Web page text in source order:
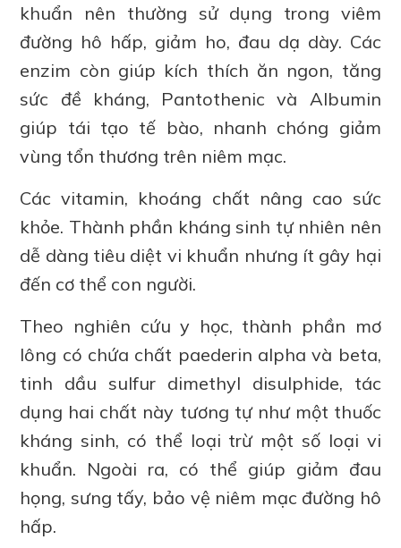
khuẩn nên thường sử dụng trong viêm
đường hô hấp, giảm ho, đau dạ dày. Các
enzim còn giúp kích thích ăn ngon, tăng
sức đề kháng, Pantothenic và Albumin
giúp tái tạo tế bào, nhanh chóng giảm
vùng tổn thương trên niêm mạc.
Các vitamin, khoáng chất nâng cao sức
khỏe. Thành phần kháng sinh tự nhiên nên
dễ dàng tiêu diệt vi khuẩn nhưng ít gây hại
đến cơ thể con người.
Theo nghiên cứu y học, thành phần mơ
lông có chứa chất paederin alpha và beta,
tinh dầu sulfur dimethyl disulphide, tác
dụng hai chất này tương tự như một thuốc
kháng sinh, có thể loại trừ một số loại vi
khuẩn. Ngoài ra, có thể giúp giảm đau
họng, sưng tấy, bảo vệ niêm mạc đường hô
hấp.